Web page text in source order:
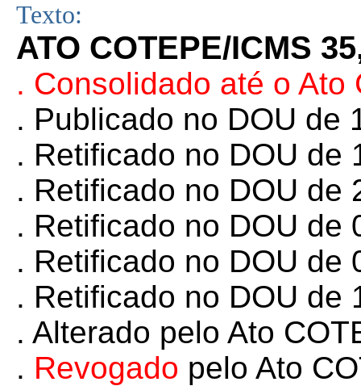
Texto:
ATO COTEPE/ICMS
. Consolidado até o Ato
. Publicado no DOU de
. Retificado no DOU de
. Retificado no DOU de
. Retificado no DOU de
. Retificado no DOU de
. Retificado no DOU de
. Alterado pelo Ato
. Revogado pelo Ato